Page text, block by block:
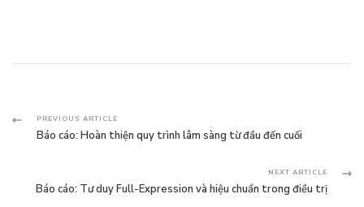
PostPREVIOUS ARTICLE
Báo cáo: Hoàn thiện quy trình lâm sàng từ đầu đến cuối
NEXT ARTICLE
Báo cáo: Tư duy Full-Expression và hiệu chuẩn trong điều trị